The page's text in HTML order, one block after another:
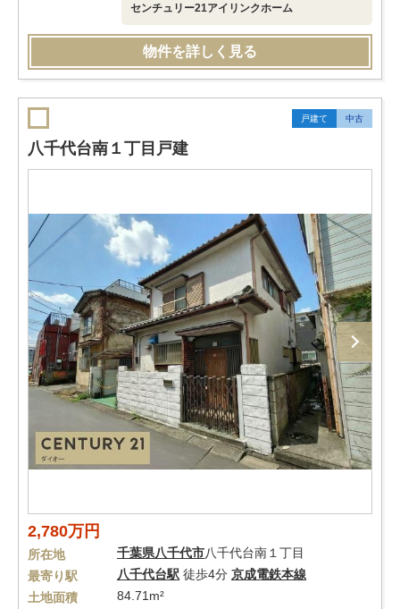
センチュリー21アイリンクホーム
物件を詳しく見る
戸建て 中古
八千代台南１丁目戸建
2,780万円
所在地 千葉県八千代市八千代台南１丁目
最寄り駅
八千代台駅 徒歩4分 京成電鉄本線
土地面積
84.71m²